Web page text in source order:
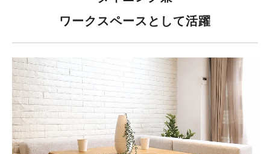
ワークスペースとして活躍